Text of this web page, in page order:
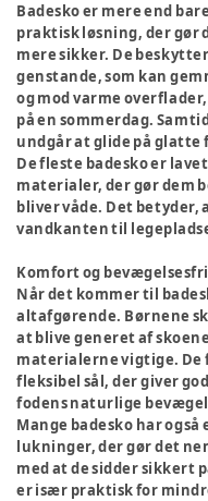
Badesko er mere end
praktisk løsning, der gør
mere sikker. De
genstande, som kan
og mod varme
på en sommerdag.
undgår at glide på glatte
De fleste badesko er
materialer, der gør dem
bliver våde. Det betyder,
vandkanten til
Komfort og
Når det kommer til
altafgørende. Børnene
at blive generet af
materialerne vigtige. De
fleksibel sål, der giver
fodens naturlige
Mange badesko har
lukninger, der gør det
med at de sidder sikkert
er især praktisk for